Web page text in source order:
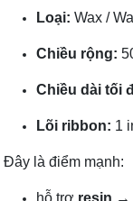
Loại: Wax /
Chiều rộng:
Chiều dài tối
Lõi ribbon: 1
Đây là điểm mạnh:
hỗ trợ resin →